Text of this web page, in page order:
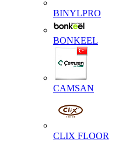
BINYLPRO
BONKEEL
CAMSAN
CLIX FLOOR